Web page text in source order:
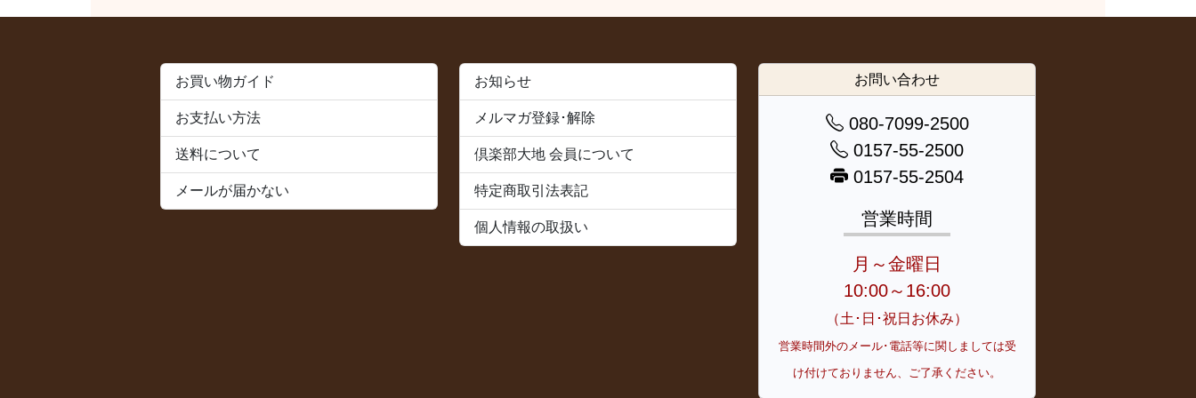
お買い物ガイド
お支払い方法
送料について
メールが届かない
お知らせ
メルマガ登録･解除
倶楽部大地 会員について
特定商取引法表記
個人情報の取扱い
お問い合わせ
080-7099-2500
0157-55-2500
0157-55-2504
営業時間
月～金曜日
10:00～16:00
（土･日･祝日お休み）
営業時間外のメール･電話等に関しましては受
け付けておりません、ご了承ください。